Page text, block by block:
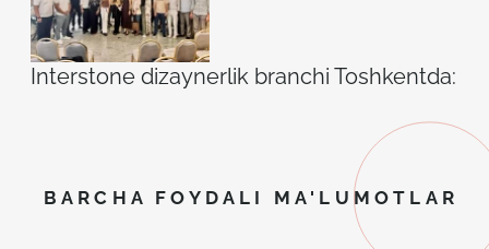
Interstone dizaynerlik branchi Toshkentda:
BARCHA FOYDALI MA'LUMOTLAR